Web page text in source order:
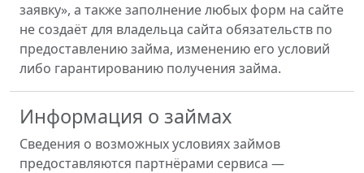
заявку», а также заполнение любых форм на сайте
не создаёт для владельца сайта обязательств по
предоставлению займа, изменению его условий
либо гарантированию получения займа.
Информация о займах
Сведения о возможных условиях займов
предоставляются партнёрами сервиса —